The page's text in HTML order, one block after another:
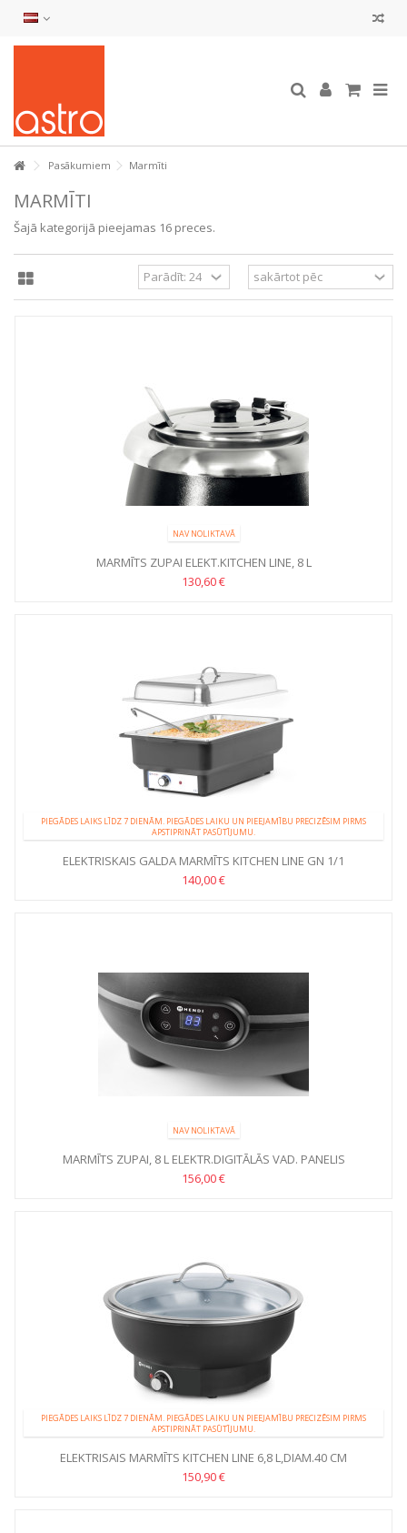
Pasākumiem Marmīti
MARMĪTI
Šajā kategorijā pieejamas 16 preces.
NAV NOLIKTAVĀ
MARMĪTS ZUPAI ELEKT.KITCHEN LINE, 8 L
130,60 €
PIEGĀDES LAIKS LĪDZ 7 DIENĀM. PIEGĀDES LAIKU UN PIEEJAMĪBU PRECIZĒSIM PIRMS
APSTIPRINĀT PASŪTĪJUMU.
ELEKTRISKAIS GALDA MARMĪTS KITCHEN LINE GN 1/1
140,00 €
NAV NOLIKTAVĀ
MARMĪTS ZUPAI, 8 L ELEKTR.DIGITĀLĀS VAD. PANELIS
156,00 €
PIEGĀDES LAIKS LĪDZ 7 DIENĀM. PIEGĀDES LAIKU UN PIEEJAMĪBU PRECIZĒSIM PIRMS
APSTIPRINĀT PASŪTĪJUMU.
ELEKTRISAIS MARMĪTS KITCHEN LINE 6,8 L,DIAM.40 CM
150,90 €